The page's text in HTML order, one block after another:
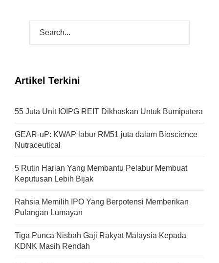
Artikel Terkini
55 Juta Unit IOIPG REIT Dikhaskan Untuk Bumiputera
GEAR-uP: KWAP labur RM51 juta dalam Bioscience
Nutraceutical
5 Rutin Harian Yang Membantu Pelabur Membuat
Keputusan Lebih Bijak
Rahsia Memilih IPO Yang Berpotensi Memberikan
Pulangan Lumayan
Tiga Punca Nisbah Gaji Rakyat Malaysia Kepada
KDNK Masih Rendah